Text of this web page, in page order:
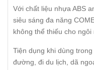
Với chất liệu nhựa ABS
siêu sáng đa năng
không thể thiếu cho ngôi
Tiện dụng khi dùng
đường, đi du lịch, dã